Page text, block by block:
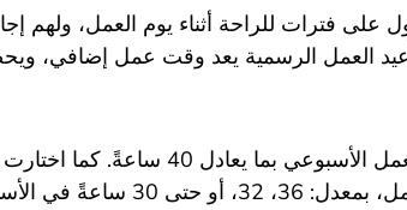
فترات للراحة أثناء يوم العمل، ولهم
العمل الرسمية يعد وقت عمل إضافي،
حددت أغلبية الدول عدد ساعات العمل الأسبوعي بما
ساعةً في الأسبوع.